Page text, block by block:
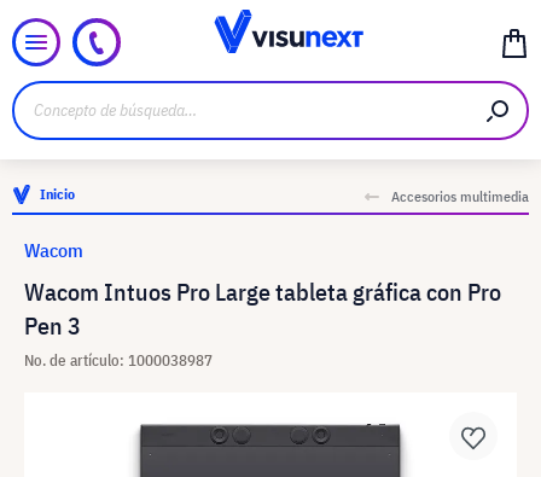
Inicio Accesorios multimedia
Wacom Intuos Pro Large tableta gráfica con Pro
Pen 3
No. de artículo: 1000038987
Wacom